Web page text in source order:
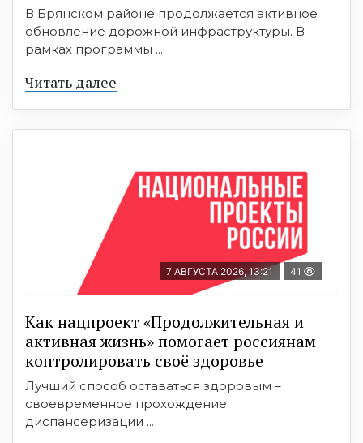
В Брянском районе продолжается активное
обновление дорожной инфраструктуры. В
рамках программы ...
Читать далее
7 АВГУСТА 2026, 13:21 41
Как нацпроект «Продолжительная и
активная жизнь» помогает россиянам
контролировать своё здоровье
Лучший способ оставаться здоровым –
своевременное прохождение
диспансеризации ...